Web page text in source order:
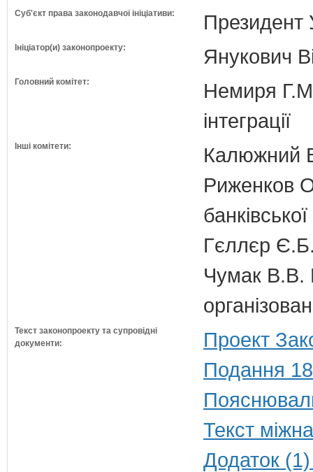
Суб'єкт права законодавчої ініціативи: Президент
Ініціатор(и) законопроекту: Янукович
Головний комітет:
Немиря
інтеграції
Інші комітети:
Калюжний
Риженков
Гєллєр
Чумак В.В.
Текст законопроекту та супровідні
документи:
Проект
Подання
Текст
Додаток